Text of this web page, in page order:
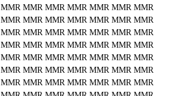
MMR MMR MMR MMR MMR MMR MMR
MMR MMR MMR MMR MMR MMR MMR
MMR MMR MMR MMR MMR MMR MMR
MMR MMR MMR MMR MMR MMR MMR
MMR MMR MMR MMR MMR MMR MMR
MMR MMR MMR MMR MMR MMR MMR
MMR MMR MMR MMR MMR MMR MMR